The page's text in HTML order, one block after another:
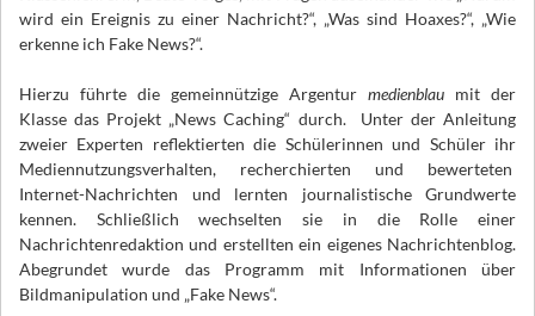
wird ein Ereignis zu einer Nachricht?“, „Was sind Hoaxes?“, „Wie
erkenne ich Fake News?“.
Hierzu führte die gemeinnützige Argentur medienblau mit der
Klasse das Projekt „News Caching“ durch. Unter der Anleitung
zweier Experten reflektierten die Schülerinnen und Schüler ihr
Mediennutzungsverhalten, recherchierten und bewerteten
Internet-Nachrichten und lernten journalistische Grundwerte
kennen. Schließlich wechselten sie in die Rolle einer
Nachrichtenredaktion und erstellten ein eigenes Nachrichtenblog.
Abegrundet wurde das Programm mit Informationen über
Bildmanipulation und „Fake News“.